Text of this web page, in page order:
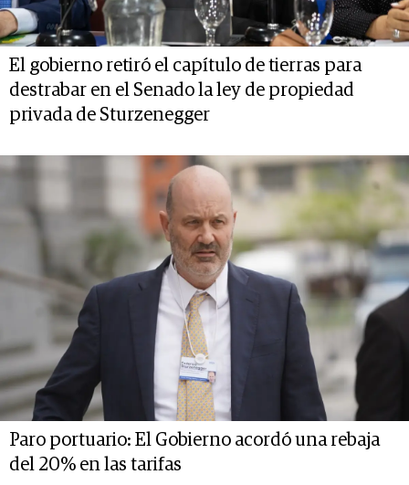
El gobierno retiró el capítulo de tierras para
destrabar en el Senado la ley de propiedad
privada de Sturzenegger
Paro portuario: El Gobierno acordó una rebaja
del 20% en las tarifas